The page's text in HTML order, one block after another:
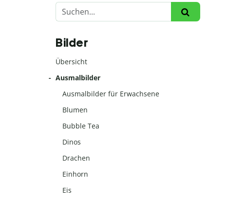
Bilder
Übersicht
Ausmalbilder
Ausmalbilder für Erwachsene
Blumen
Bubble Tea
Dinos
Drachen
Einhorn
Eis